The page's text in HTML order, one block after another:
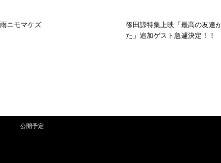
雨ニモマケズ
篠田諒特集上映「最高の友達
た」追加ゲスト急遽決定！！
公開予定